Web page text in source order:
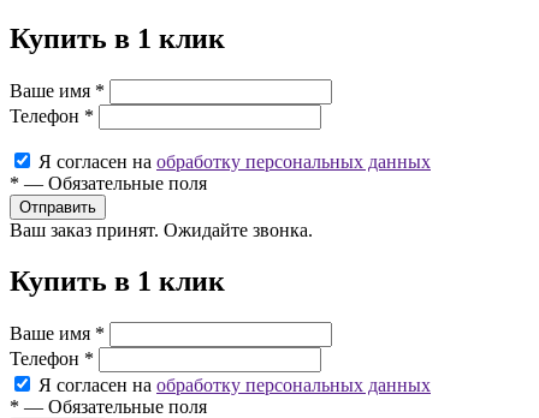
Купить в 1 клик
Ваше имя *
Телефон *
Я согласен на обработку персональных данных
* — Обязательные поля
Ваш заказ принят. Ожидайте звонка.
Купить в 1 клик
Ваше имя *
Телефон *
Я согласен на обработку персональных данных
* — Обязательные поля